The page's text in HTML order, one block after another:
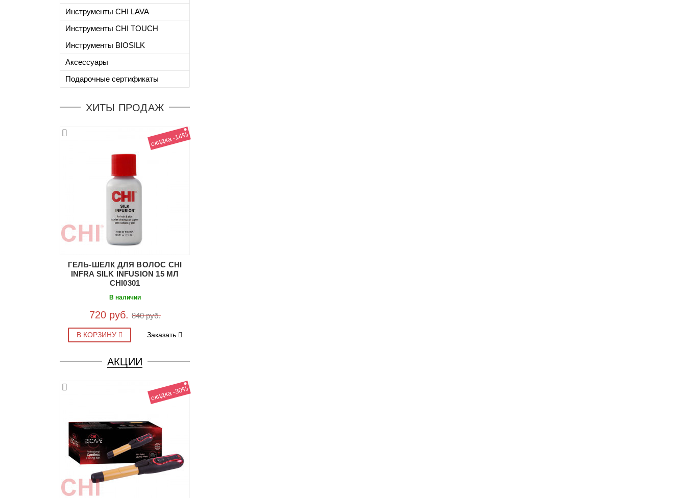
Инструменты CHI LAVA
Инструменты CHI TOUCH
Инструменты BIOSILK
Аксессуары
Подарочные сертификаты
ХИТЫ ПРОДАЖ
скидка -14%
ГЕЛЬ-ШЕЛК ДЛЯ ВОЛОС CHI
INFRA SILK INFUSION 15 МЛ
CHI0301
В наличии
720 руб. 840 руб.
В КОРЗИНУ Заказать
АКЦИИ
скидка -30%